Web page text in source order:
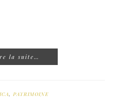
la suite…
, PATRIMOINE